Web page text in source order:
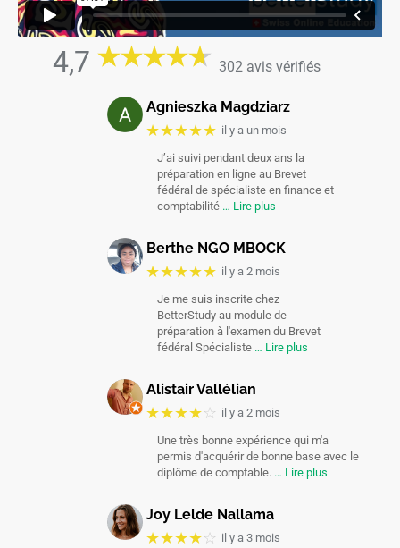
4,7 302 avis vérifiés
Agnieszka Magdziarz
★★★★★ il y a un mois
J’ai suivi pendant deux ans la
préparation en ligne au Brevet
fédéral de spécialiste en finance et
comptabilité … Lire plus
Berthe NGO MBOCK
★★★★★ il y a 2 mois
Je me suis inscrite chez
BetterStudy au module de
préparation à l'examen du Brevet
fédéral Spécialiste … Lire plus
Alistair Vallélian
★★★★☆ il y a 2 mois
Une très bonne expérience qui m'a
permis d'acquérir de bonne base avec le
diplôme de comptable. … Lire plus
Joy Lelde Nallama
★★★★☆ il y a 3 mois